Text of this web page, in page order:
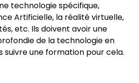
technologie spécifique,
Artificielle, la réalité virtuelle,
etc. Ils doivent avoir une
de la technologie en
suivre une formation pour cela.